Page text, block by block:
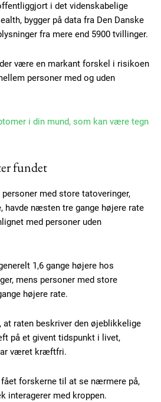
i det videnskabelige
bygger på data fra Den Danske
fra mere end 5900 tvillinger.
være en markant forskel i risikoen
personer med og uden
i din mund, som kan være tegn
fundet
med store tatoveringer,
havde næsten tre gange højere rate
med personer uden
1,6 gange højere hos
mens personer med store
højere rate.
at raten beskriver den øjeblikkelige
på et givent tidspunkt i livet,
været kræftfri.
fået forskerne til at se nærmere på,
interagerer med kroppen.